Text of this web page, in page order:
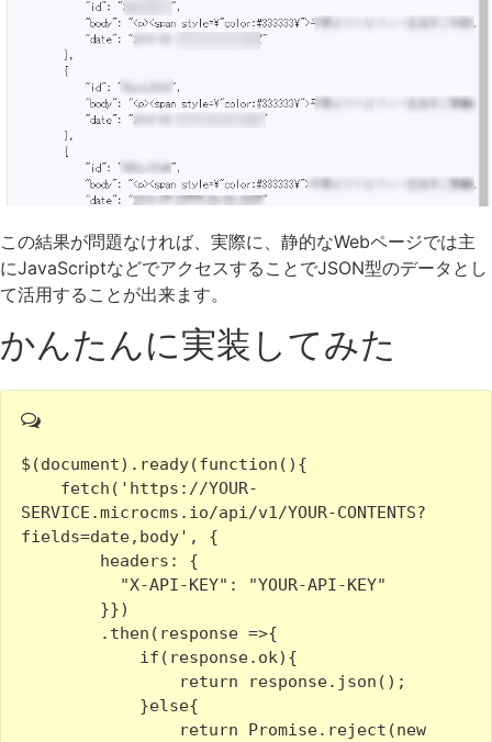
この結果が問題なければ、実際に、静的なWebページでは主
にJavaScriptなどでアクセスすることでJSON型のデータとし
て活用することが出来ます。
かんたんに実装してみた
$(document).ready(function(){
SERVICE.microcms.io/api/v1/YOUR-CONTENTS?
fields=date,body', {